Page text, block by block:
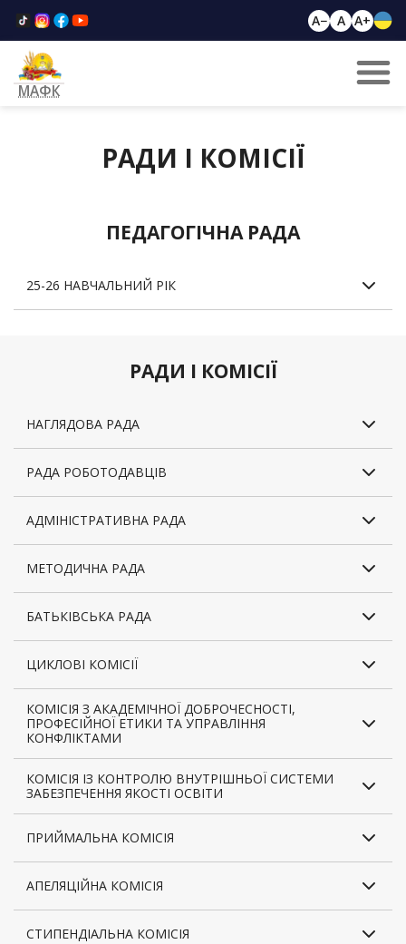
A− A A+
МАФК
РАДИ І КОМІСІЇ
ПЕДАГОГІЧНА РАДА
25-26 НАВЧАЛЬНИЙ РІК
РАДИ І КОМІСІЇ
НАГЛЯДОВА РАДА
РАДА РОБОТОДАВЦІВ
АДМІНІСТРАТИВНА РАДА
МЕТОДИЧНА РАДА
БАТЬКІВСЬКА РАДА
ЦИКЛОВІ КОМІСІЇ
КОМІСІЯ З АКАДЕМІЧНОЇ ДОБРОЧЕСНОСТІ,
ПРОФЕСІЙНОЇ ЕТИКИ ТА УПРАВЛІННЯ
КОНФЛІКТАМИ
КОМІСІЯ ІЗ КОНТРОЛЮ ВНУТРІШНЬОЇ СИСТЕМИ
ЗАБЕЗПЕЧЕННЯ ЯКОСТІ ОСВІТИ
ПРИЙМАЛЬНА КОМІСІЯ
АПЕЛЯЦІЙНА КОМІСІЯ
СТИПЕНДІАЛЬНА КОМІСІЯ